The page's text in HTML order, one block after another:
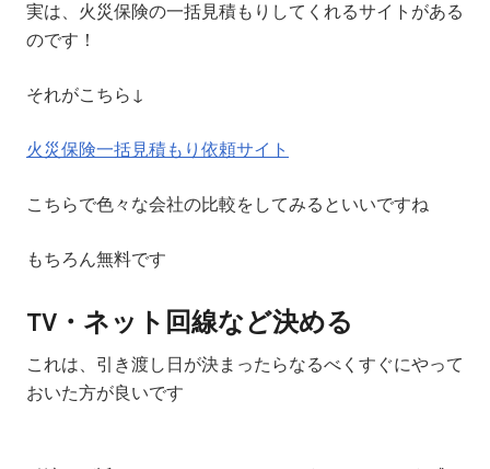
実は、火災保険の一括見積もりしてくれるサイトがある
のです！
それがこちら↓
火災保険一括見積もり依頼サイト
こちらで色々な会社の比較をしてみるといいですね
もちろん無料です
TV・ネット回線など決める
これは、引き渡し日が決まったらなるべくすぐにやって
おいた方が良いです